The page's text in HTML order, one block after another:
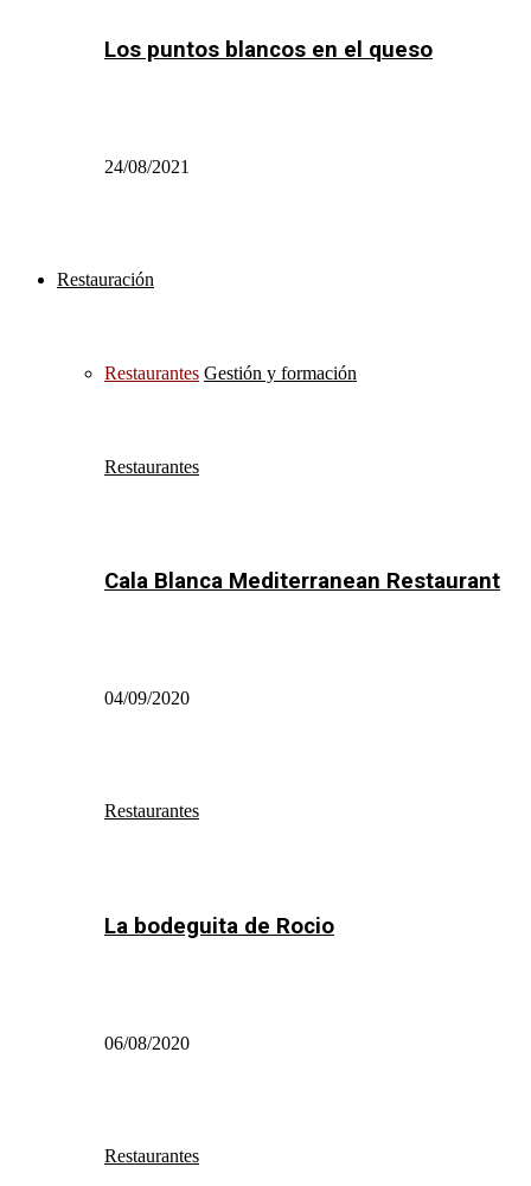
Los puntos blancos en el queso
24/08/2021
Restauración
Restaurantes Gestión y formación
Restaurantes
Cala Blanca Mediterranean Restaurant
04/09/2020
Restaurantes
La bodeguita de Rocio
06/08/2020
Restaurantes